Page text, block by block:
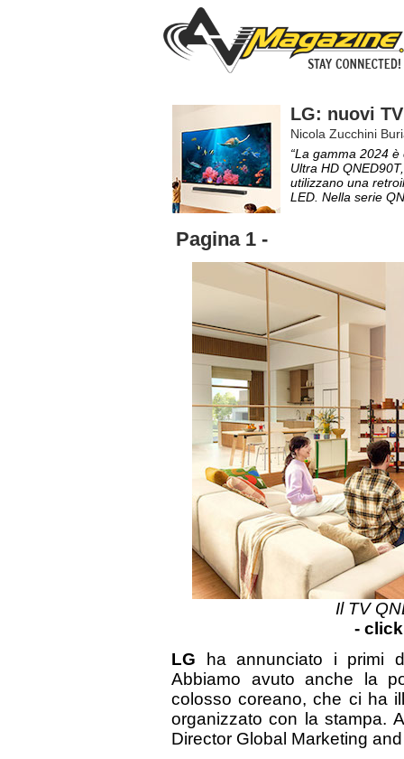
LG: nuovi
Nicola Zucchini
“La gamma 2024
Ultra HD
utilizzano una
LED. Nella serie
Pagina 1 -
Il TV
-
LG ha annunciato i primi
Abbiamo avuto anche la
colosso coreano, che ci ha
organizzato con la stampa.
Director Global Marketing